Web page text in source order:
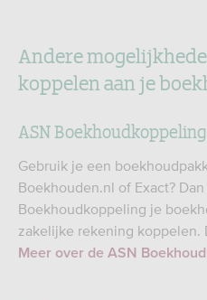
Andere
koppelen aan je
ASN Boekhoudkoppeling
Gebruik je een
Boekhouden.nl of Exact?
Boekhoudkoppeling je
zakelijke rekening koppelen.
Meer over de ASN